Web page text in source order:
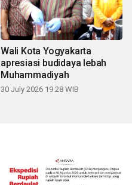
Wali Kota Yogyakarta
apresiasi budidaya lebah
Muhammadiyah
30 July 2026 19:28 WIB